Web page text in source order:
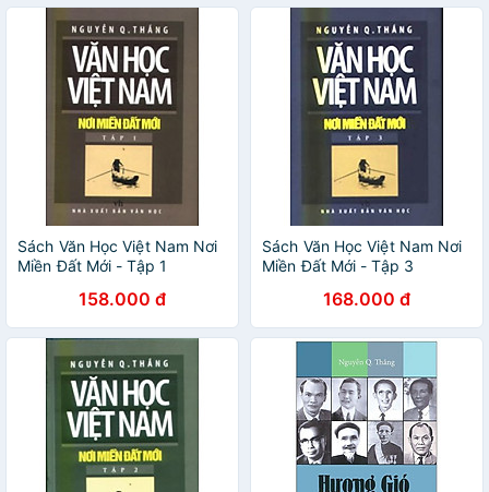
Sách Văn Học Việt Nam Nơi
Miền Đất Mới - Tập 1
158.000 đ
Sách Văn Học Việt Nam Nơi
Miền Đất Mới - Tập 3
168.000 đ